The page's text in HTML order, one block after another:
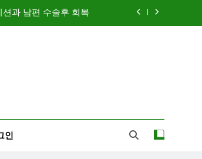
과 남편 수술후 회복
01: 대통령과 만난 날
쿡 덕분에 만난 사람들
인